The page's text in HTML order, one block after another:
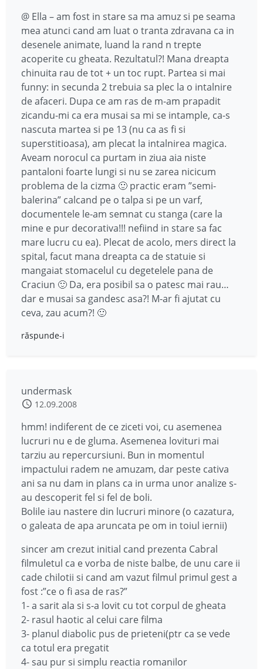
@ Ella – am fost in stare sa ma amuz si pe seama
mea atunci cand am luat o tranta zdravana ca in
desenele animate, luand la rand n trepte
acoperite cu gheata. Rezultatul?! Mana dreapta
chinuita rau de tot + un toc rupt. Partea si mai
funny: in secunda 2 trebuia sa plec la o intalnire
de afaceri. Dupa ce am ras de m-am prapadit
zicandu-mi ca era musai sa mi se intample, ca-s
nascuta martea si pe 13 (nu ca as fi si
superstitioasa), am plecat la intalnirea magica.
Aveam norocul ca purtam in ziua aia niste
pantaloni foarte lungi si nu se zarea nicicum
problema de la cizma 🙂 practic eram ”semi-
balerina” calcand pe o talpa si pe un varf,
documentele le-am semnat cu stanga (care la
mine e pur decorativa!!! nefiind in stare sa fac
mare lucru cu ea). Plecat de acolo, mers direct la
spital, facut mana dreapta ca de statuie si
mangaiat stomacelul cu degetelele pana de
Craciun 🙂 Da, era posibil sa o patesc mai rau…
dar e musai sa gandesc asa?! M-ar fi ajutat cu
ceva, zau acum?! 🙂
răspunde-i
undermask
12.09.2008
hmm! indiferent de ce ziceti voi, cu asemenea
lucruri nu e de gluma. Asemenea lovituri mai
tarziu au repercursiuni. Bun in momentul
impactului radem ne amuzam, dar peste cativa
ani sa nu dam in plans ca in urma unor analize s-
au descoperit fel si fel de boli.
Bolile iau nastere din lucruri minore (o cazatura,
o galeata de apa aruncata pe om in toiul iernii)
sincer am crezut initial cand prezenta Cabral
filmuletul ca e vorba de niste balbe, de unu care ii
cade chilotii si cand am vazut filmul primul gest a
fost :”ce o fi asa de ras?”
1- a sarit ala si s-a lovit cu tot corpul de gheata
2- rasul haotic al celui care filma
3- planul diabolic pus de prieteni(ptr ca se vede
ca totul era pregatit
4- sau pur si simplu reactia romanilor